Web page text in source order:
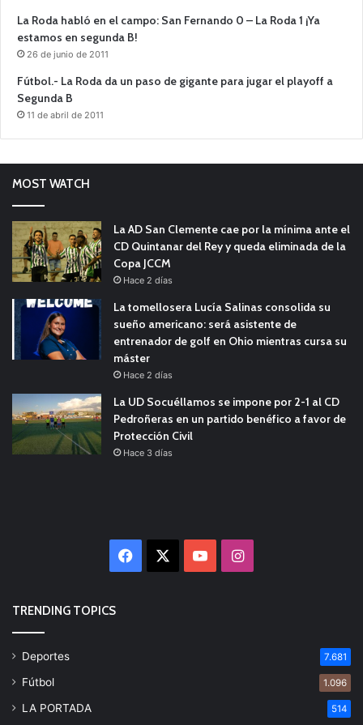
La Roda habló en el campo: San Fernando 0 – La Roda 1 ¡Ya
estamos en segunda B!
26 de junio de 2011
Fútbol.- La Roda da un paso de gigante para jugar el playoff a
Segunda B
11 de abril de 2011
MOST WATCH
La AD San Clemente cae por la mínima ante el
CD Quintanar del Rey y queda eliminada de la
Copa JCCM
Hace 2 días
La tomellosera Lucía Salinas consolida su
sueño americano: será asistente de
entrenador de golf en Ohio mientras cursa su
máster
Hace 2 días
La UD Socuéllamos se impone por 2-1 al CD
Pedroñeras en un partido benéfico a favor de
Protección Civil
Hace 3 días
Facebook YouTubeInstagram
TRENDING TOPICS
Deportes 7.681
Fútbol 1.096
LA PORTADA 514